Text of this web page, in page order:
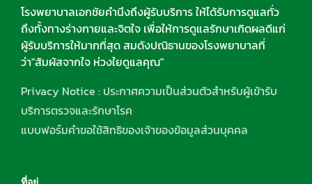
โรงพยาบาลเอกชัยคำนึงถึงผู้รับบริการ ให้ได้รับการดูแลทั่ว
ถึงทั้งทางร่างกายและจิตใจ เพื่อให้การดูแลรักษาเกิดผลดีแก่
ผู้รับบริการให้มากที่สุด สมดังปณิธานของโรงพยาบาลที่
ว่า"สัมผัสจากใจ ห่วงใยดูแลคุณ"
Privacy Notice : ประกาศความเป็นส่วนตัวสำหรับผู้เข้ารับ
บริการตรวจและรักษาโรค
แบบฟอร์มคำขอใช้สิทธิของเจ้าของข้อมูลส่วนบุคคล